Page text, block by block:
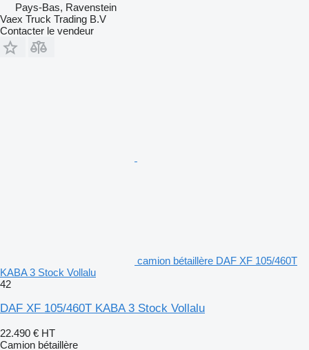
Pays-Bas, Ravenstein
Vaex Truck Trading B.V
Contacter le vendeur
camion bétaillère DAF XF 105/460T
KABA 3 Stock Vollalu
42
DAF XF 105/460T KABA 3 Stock Vollalu
22.490 € HT
Camion bétaillère